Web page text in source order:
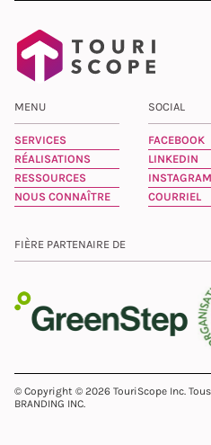
MENU
SERVICES
RÉALISATIONS
RESSOURCES
NOUS CONNAÎTRE
SOCIAL
FACEBOOK
LINKEDIN
INSTAGRAM
COURRIEL
FIÈRE PARTENAIRE DE
© Copyright © 2026 TouriScope Inc.
BRANDING INC.